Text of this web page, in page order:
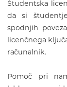
Študentska
da si
spodnjih
licenčnega
računalnik.
Pomoč pri